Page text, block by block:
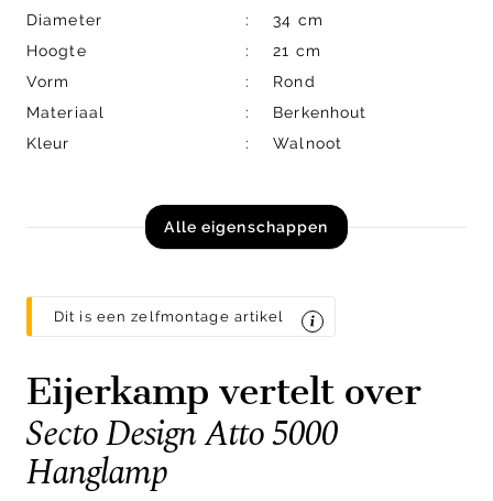
Diameter
34 cm
Hoogte
21 cm
Vorm
Rond
Materiaal
Berkenhout
Kleur
Walnoot
Alle eigenschappen
Dit is een zelfmontage artikel
Eijerkamp vertelt over
Secto Design Atto 5000
Hanglamp